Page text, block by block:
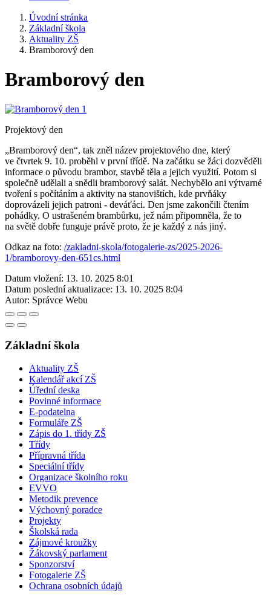
Úvodní stránka
Základní škola
Aktuality ZŠ
Bramborový den
Bramborový den
Projektový den
„Bramborový den“, tak zněl název projektového dne, který
ve čtvrtek 9. 10. proběhl v první třídě. Na začátku se žáci dozvěděli
informace o původu brambor, stavbě těla a jejich využití. Potom si
společně udělali a snědli bramborový salát. Nechybělo ani výtvarné
tvoření s počítáním a aktivity na stanovištích, kde prvňáky
doprovázeli jejich patroni - deváťáci. Den jsme zakončili čtením
pohádky. O ustrašeném brambůrku, jež nám připomněla, že to
na světě dobře funguje právě proto, že je každý z nás jiný.
Odkaz na foto: /zakladni-skola/fotogalerie-zs/2025-2026-
1/bramborovy-den-651cs.html
Datum vložení: 13. 10. 2025 8:01
Datum poslední aktualizace: 13. 10. 2025 8:04
Autor: Správce Webu
Základní škola
Aktuality ZŠ
Kalendář akcí ZŠ
Úřední deska
Povinné informace
E-podatelna
Formuláře ZŠ
Zápis do 1. třídy ZŠ
Třídy
Přípravná třída
Speciální třídy
Organizace školního roku
EVVO
Metodik prevence
Výchovný poradce
Projekty
Školská rada
Zájmové kroužky
Žákovský parlament
Sponzorství
Fotogalerie ZŠ
Ochrana osobních údajů